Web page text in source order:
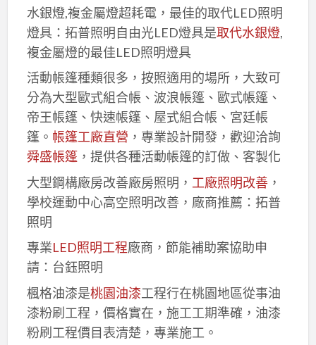
水銀燈,複金屬燈超耗電，最佳的取代LED照明
燈具：拓普照明自由光LED燈具是取代水銀燈,
複金屬燈的最佳LED照明燈具
活動帳篷種類很多，按照適用的場所，大致可
分為大型歐式組合帳、波浪帳篷、歐式帳篷、
帝王帳篷、快速帳篷、屋式組合帳、宮廷帳
篷。 帳篷工廠直營 ，專業設計開發，歡迎洽詢
舜盛帳篷，提供各種活動帳篷的訂做、客製化
大型鋼構廠房改善廠房照明， 工廠照明改善，
學校運動中心高空照明改善，廠商推薦：拓普
照明
專業LED照明工程廠商，節能補助案協助申
請：台鈺照明
楓格油漆是桃園油漆工程行在桃園地區從事油
漆粉刷工程，價格實在，施工工期準確，油漆
粉刷工程價目表清楚，專業施工。